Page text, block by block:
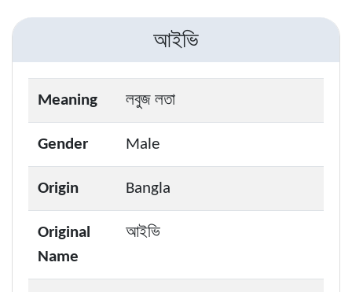
আইভি
Meaning লবুজ লতা
Gender Male
Origin Bangla
Original
Name
আইভি